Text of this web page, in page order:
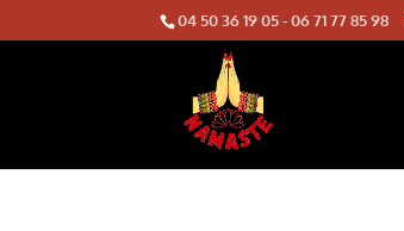
04 50 36 19 05-06 71 77 85 98